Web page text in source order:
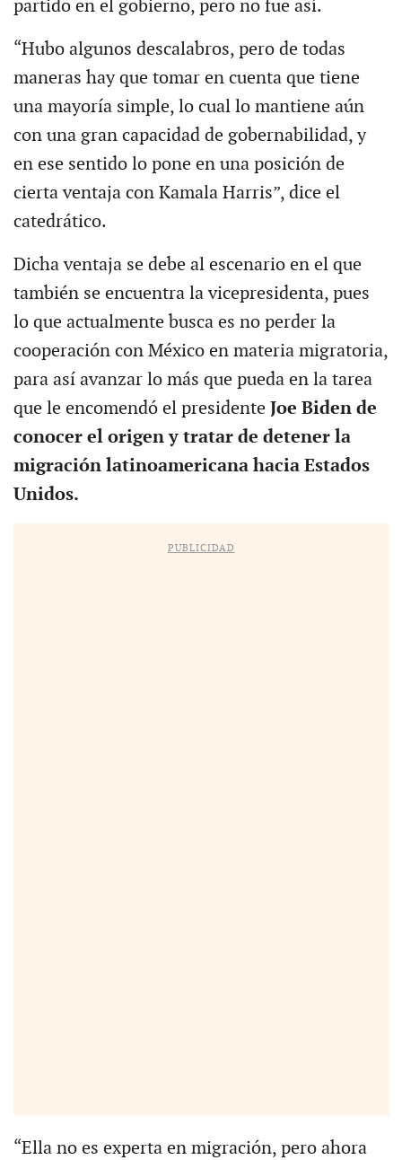
partido en el gobierno, pero no fue así.
“Hubo algunos descalabros, pero de todas
maneras hay que tomar en cuenta que tiene
una mayoría simple, lo cual lo mantiene aún
con una gran capacidad de gobernabilidad, y
en ese sentido lo pone en una posición de
cierta ventaja con Kamala Harris”, dice el
catedrático.
Dicha ventaja se debe al escenario en el que
también se encuentra la vicepresidenta, pues
lo que actualmente busca es no perder la
cooperación con México en materia migratoria,
para así avanzar lo más que pueda en la tarea
que le encomendó el presidente Joe Biden de
conocer el origen y tratar de detener la
migración latinoamericana hacia Estados
Unidos.
PUBLICIDAD
“Ella no es experta en migración, pero ahora